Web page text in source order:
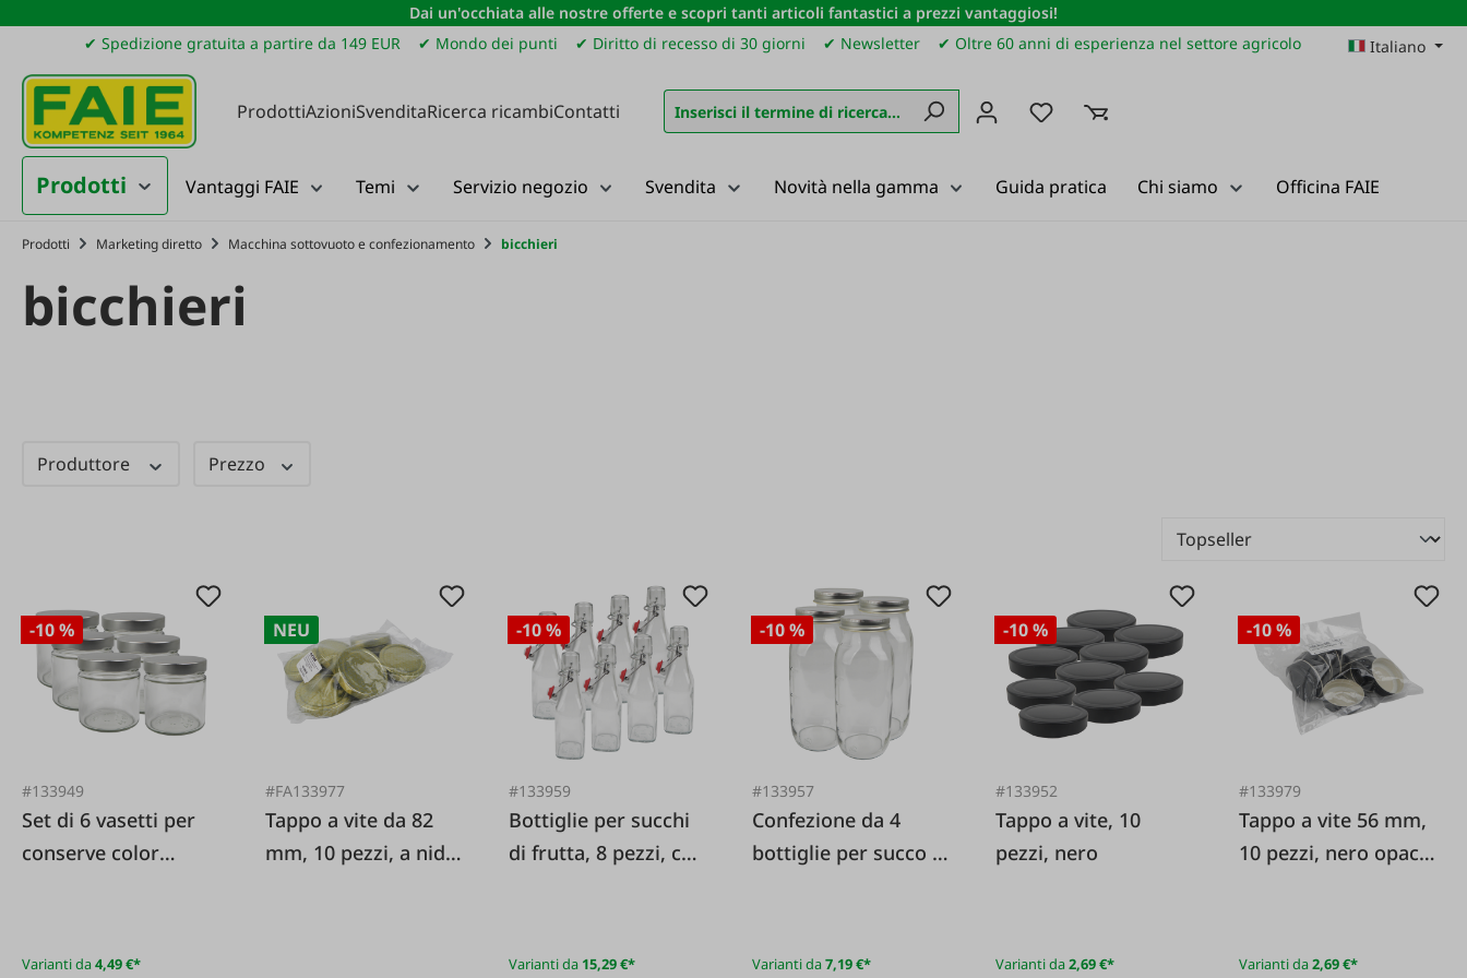
al contenuto principale
Salta alla ricerca
Passa alla navigazione principale
Dai un'occhiata alle nostre offerte e scopri tanti articoli fantastici a prezzi vantaggiosi!
✔ Spedizione gratuita a partire da 149 EUR
✔ Mondo dei punti ✔ Diritto di recesso di 30 giorni ✔ Newsletter ✔ Oltre 60 anni di esperienza nel settore agricolo Italiano
ProdottiAzioniSvenditaRicerca ricambiContatti Hai 0 articoli nella lista dei desideri
Prodotti Vantaggi FAIE Temi Servizio negozio Svendita Novità nella gamma Guida pratica Chi siamo Officina FAIE
Prodotti Marketing diretto Macchina sottovuoto e confezionamento bicchieri
bicchieri
Produttore Prezzo
-10 %
#133949
Set di 6 vasetti per
conserve color
Varianti da4,49 €*
NEU
#FA133977
Tappo a vite da 82
mm, 10 pezzi, a nido
-10 %
#133959
Bottiglie per succhi
di frutta, 8 pezzi, con
Varianti da 15,29 €*
-10 %
#133957
Confezione da 4
bottiglie per succo di
Varianti da7,19 €*
-10 %
#133952
Tappo a vite, 10
pezzi, nero
Varianti da2,69 €*
-10 %
#133979
Tappo a vite 56 mm,
10 pezzi, nero opaco
Varianti da2,69 €*